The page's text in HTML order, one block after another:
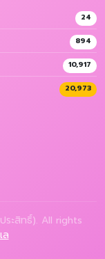
24
894
10,917
20,973
ะสิทธิ์). All rights
ล